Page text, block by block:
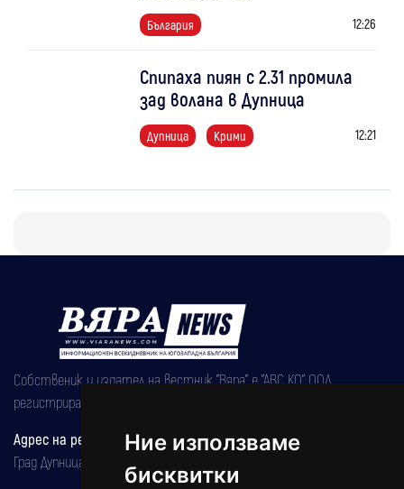
Ние използваме
бисквитки
България 12:26
Спипаха пиян с 2.31 промила
зад волана в Дупница
Дупница Крими 12:21
Собственик и издател на вестник "Вяра" е "АВС КО" ООД,
регистрирана на 08.05.2002 година.
Адрес на редакцията
Град Дупница, ул.''Христо Ботев" 43